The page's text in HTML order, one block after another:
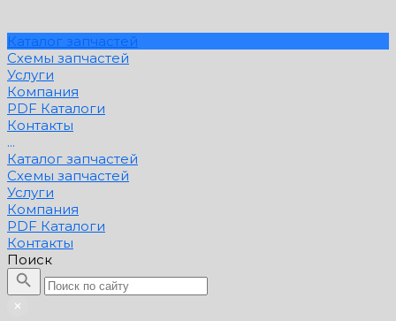
Каталог запчастей
Схемы запчастей
Услуги
Компания
PDF Каталоги
Контакты
...
Каталог запчастей
Схемы запчастей
Услуги
Компания
PDF Каталоги
Контакты
Поиск